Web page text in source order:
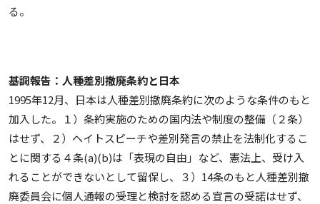
る。
基調報告：人種差別撤廃条約と日本
1995年12月、日本は人種差別撤廃条約に次のような条件のもと
加入した。１）条約実施のための国内法や制度の整備（２条）
はせず、２）ヘイトスピーチや差別発言の禁止を法制化するこ
とに関する４条(a)(b)は「表現の自由」など、憲法上、受け入
れることができないとして留保し、３）14条のもと人種差別撤
廃委員会に個人通報の受理と検討を認める宣言の受諾はせず、